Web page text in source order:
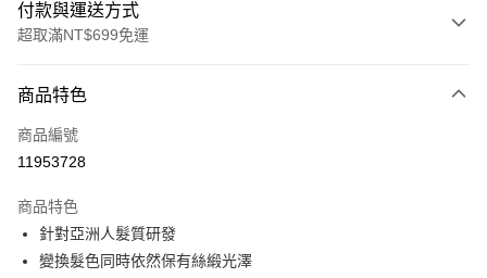
付款與運送方式
超取滿NT$699免運
信用卡一次付款
超商取貨付款
Apple Pay
街口支付
商品特色
商品編號
11953728
商品特色
針對亞洲人髮質研發
變換髮色同時依然保有絲緞光澤